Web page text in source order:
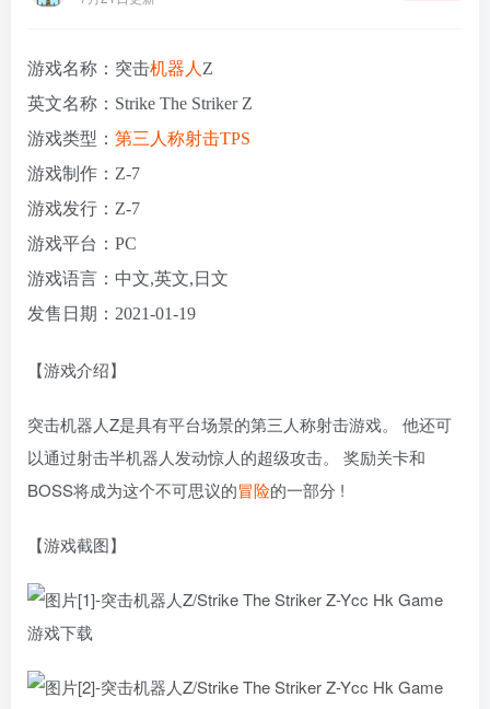
游戏名称：突击机器人 Z
英文名称：Strike The Striker Z
游戏类型： 第三人称射击TPS
游戏制作：Z-7
游戏发行：Z-7
游戏平台：PC
游戏语言：中文,英文,日文
发售日期：2021-01-19
【游戏介绍】
突击机器人Z是具有平台场景的第三人称射击游戏。 他还可
以通过射击半机器人发动惊人的超级攻击。 奖励关卡和
BOSS将成为这个不可思议的冒险的一部分 !
【游戏截图】